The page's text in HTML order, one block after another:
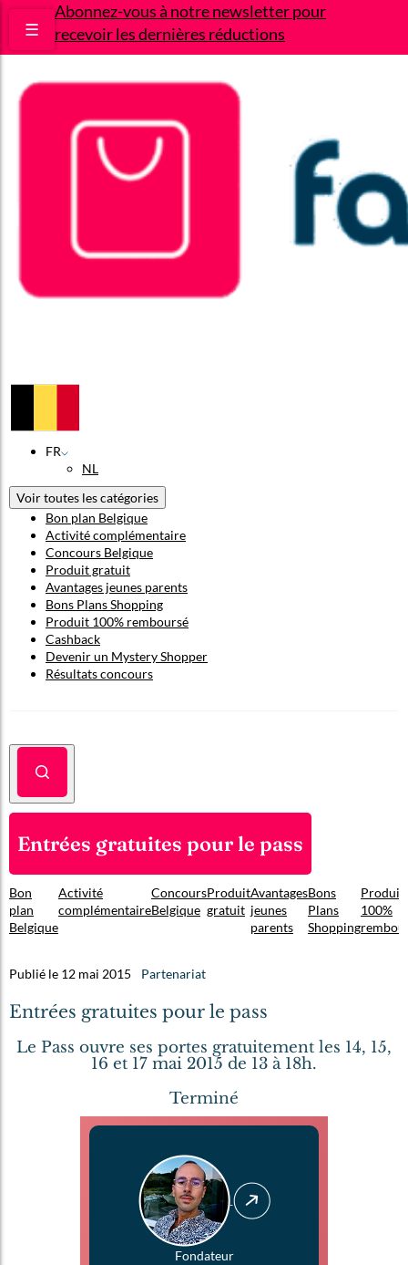
Abonnez-vous à notre newsletter pour
recevoir les dernières réductions
☰
FR
NL
Voir toutes les catégories
Bon plan Belgique
Activité complémentaire
Concours Belgique
Produit gratuit
Avantages jeunes parents
Bons Plans Shopping
Produit 100% remboursé
Cashback
Devenir un Mystery Shopper
Résultats concours
Entrées gratuites pour le pass
Bon
plan
Belgique
Activité
complémentaire
Concours
Belgique
Produit
gratuit
Avantages
jeunes
parents
Bons
Plans
Shopping
Produit
100%
Publié le 12 mai 2015 Partenariat
Entrées gratuites pour le pass
Le Pass ouvre ses portes gratuitement les 14, 15,
16 et 17 mai 2015 de 13 à 18h.
Terminé
Fondateur